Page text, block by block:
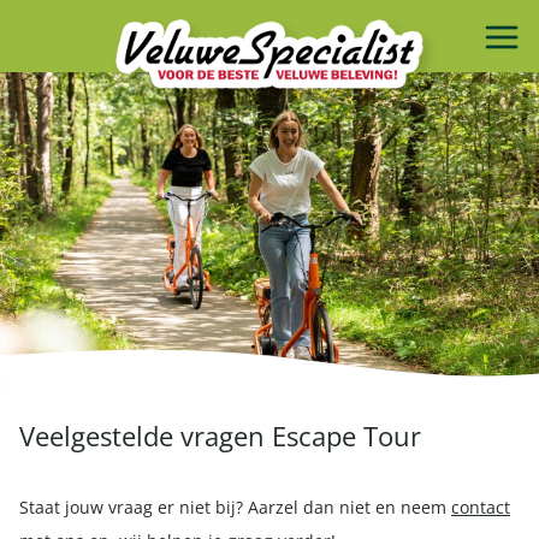
Veelgestelde vragen Escape Tour
Staat jouw vraag er niet bij? Aarzel dan niet en neem contact